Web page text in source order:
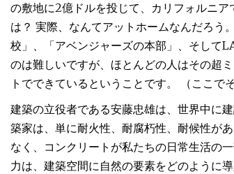
の敷地に2億ドルを投じて、カリフォルニ
は？ 実際、なんてアットホームなんだろう
校」、「アベンジャーズの本部」、そして
のは難しいですが、ほとんどの人はその超
トでできているということです。 （ここで
建築の立役者である安藤忠雄は、世界中に
築家は、単に耐火性、耐腐朽性、耐候性が
なく、コンクリートが私たちの日常生活の
力は、建築空間に自然の要素をどのように